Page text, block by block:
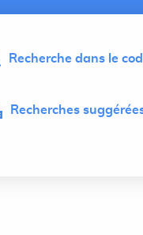
Recherche dans le
Recherches